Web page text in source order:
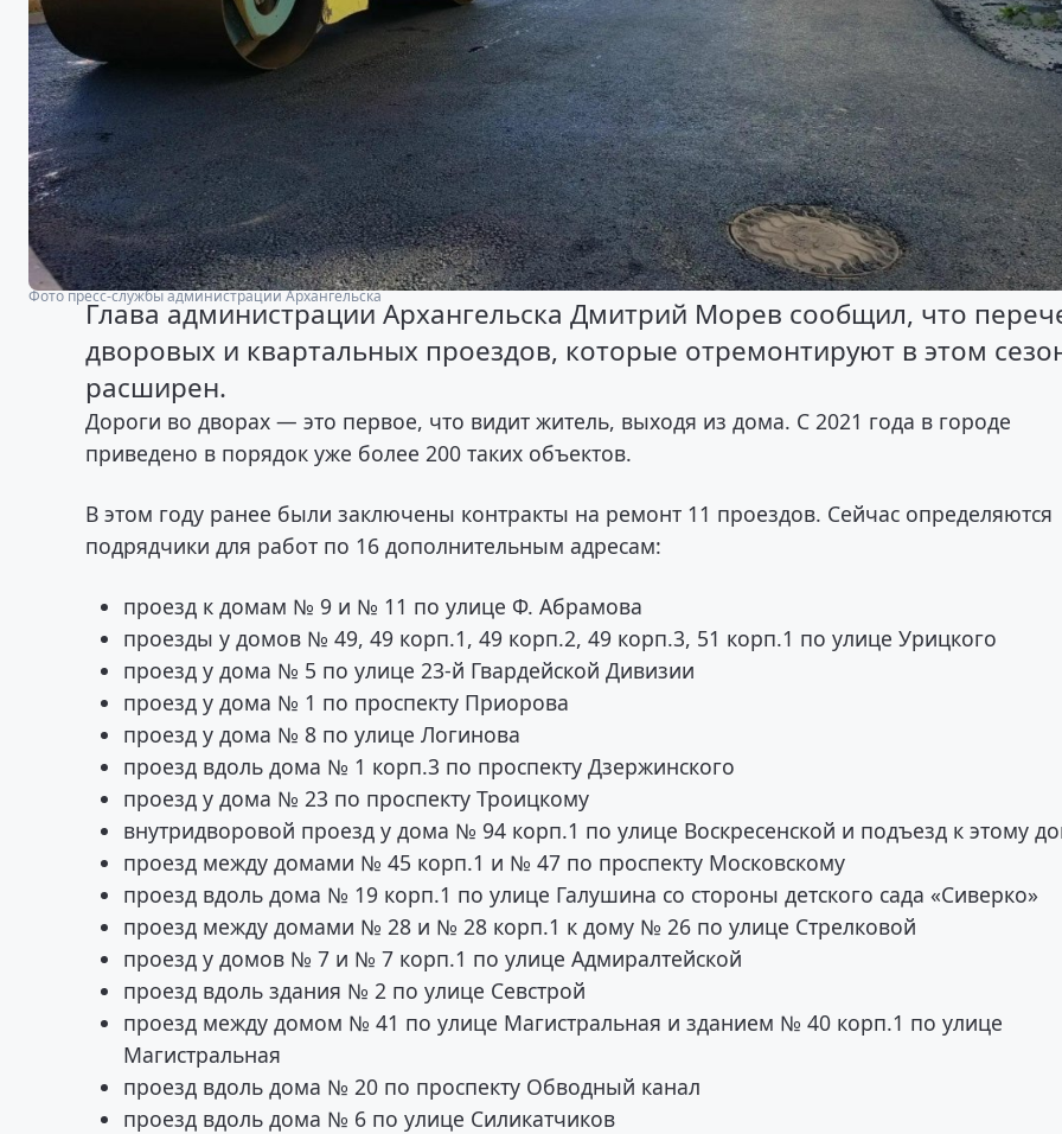
Фото пресс-службы администрации Архангельска
Глава администрации Архангельска Дмитрий Морев сообщил, что
дворовых и квартальных проездов, которые отремонтируют в этом
расширен.
Дороги во дворах — это первое, что видит житель, выходя из дома. С 2021 года в городе
приведено в порядок уже более 200 таких объектов.
В этом году ранее были заключены контракты на ремонт 11 проездов. Сейчас определяются
подрядчики для работ по 16 дополнительным адресам:
проезд к домам № 9 и № 11 по улице Ф. Абрамова
проезды у домов № 49, 49 корп.1, 49 корп.2, 49 корп.3, 51 корп.1 по улице Урицкого
проезд у дома № 5 по улице 23-й Гвардейской Дивизии
проезд у дома № 1 по проспекту Приорова
проезд у дома № 8 по улице Логинова
проезд вдоль дома № 1 корп.3 по проспекту Дзержинского
проезд у дома № 23 по проспекту Троицкому
внутридворовой проезд у дома № 94 корп.1 по улице Воскресенской и подъезд к этому
проезд между домами № 45 корп.1 и № 47 по проспекту Московскому
проезд вдоль дома № 19 корп.1 по улице Галушина со стороны детского сада «Сиверко»
проезд между домами № 28 и № 28 корп.1 к дому № 26 по улице Стрелковой
проезд у домов № 7 и № 7 корп.1 по улице Адмиралтейской
проезд вдоль здания № 2 по улице Севстрой
проезд между домом № 41 по улице Магистральная и зданием № 40 корп.1 по улице
Магистральная
проезд вдоль дома № 20 по проспекту Обводный канал
проезд вдоль дома № 6 по улице Силикатчиков